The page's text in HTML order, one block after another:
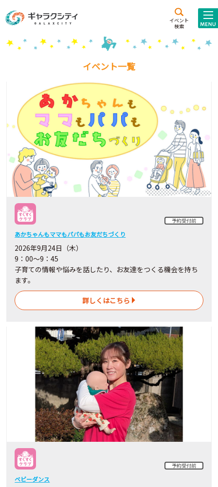
イベント
検索
施設案内
こども
西新井
施設･
施設貸出･団体利用
こどもみーてぃんぐ
Gがくえん
ブランドからのお知らせ
いっしょに創る
イベントレポート
イベント一覧
予約受付前
あかちゃんもママもパパもお友だちづくり
2026年9月24日（木）
9：00～9：45
子育ての情報や悩みを話したり、お友達をつくる機会を持ち
ます。
詳しくはこちら
予約受付前
ベビーダンス